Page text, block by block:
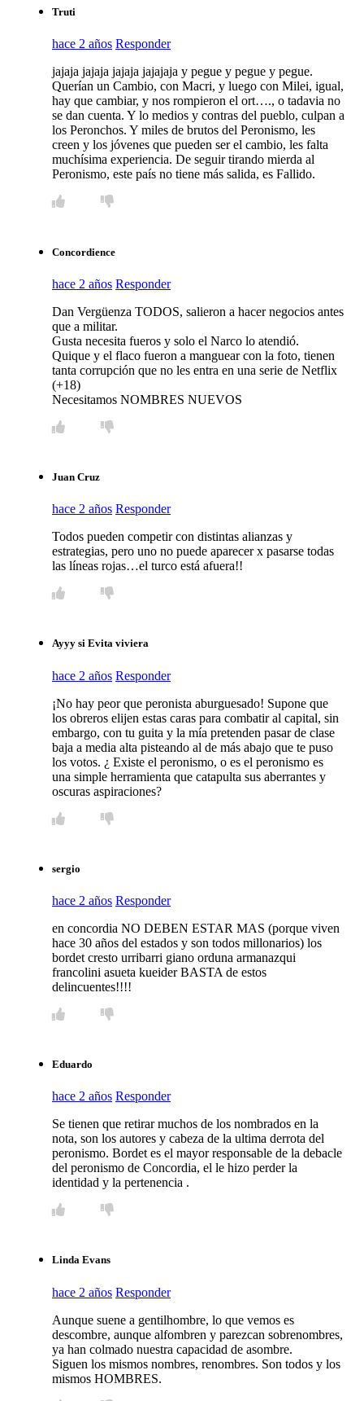
Truti
hace 2 años Responder
jajaja jajaja jajaja jajajaja y pegue y pegue y pegue.
Querían un Cambio, con Macri, y luego con Milei, igual,
hay que cambiar, y nos rompieron el ort…., o tadavia no
se dan cuenta. Y lo medios y contras del pueblo, culpan a
los Peronchos. Y miles de brutos del Peronismo, les
creen y los jóvenes que pueden ser el cambio, les falta
muchísima experiencia. De seguir tirando mierda al
Peronismo, este país no tiene más salida, es Fallido.
Concordience
hace 2 años Responder
Dan Vergüenza TODOS, salieron a hacer negocios antes
que a militar.
Gusta necesita fueros y solo el Narco lo atendió.
Quique y el flaco fueron a manguear con la foto, tienen
tanta corrupción que no les entra en una serie de Netflix
(+18)
Necesitamos NOMBRES NUEVOS
Juan Cruz
hace 2 años Responder
Todos pueden competir con distintas alianzas y
estrategias, pero uno no puede aparecer x pasarse todas
las líneas rojas…el turco está afuera!!
Ayyy si Evita viviera
hace 2 años Responder
¡No hay peor que peronista aburguesado! Supone que
los obreros elijen estas caras para combatir al capital, sin
embargo, con tu guita y la mía pretenden pasar de clase
baja a media alta pisteando al de más abajo que te puso
los votos. ¿ Existe el peronismo, o es el peronismo es
una simple herramienta que catapulta sus aberrantes y
oscuras aspiraciones?
sergio
hace 2 años Responder
en concordia NO DEBEN ESTAR MAS (porque viven
hace 30 años del estados y son todos millonarios) los
bordet cresto urribarri giano orduna armanazqui
francolini asueta kueider BASTA de estos
delincuentes!!!!
Eduardo
hace 2 años Responder
Se tienen que retirar muchos de los nombrados en la
nota, son los autores y cabeza de la ultima derrota del
peronismo. Bordet es el mayor responsable de la debacle
del peronismo de Concordia, el le hizo perder la
identidad y la pertenencia .
Linda Evans
hace 2 años Responder
Aunque suene a gentilhombre, lo que vemos es
descombre, aunque alfombren y parezcan sobrenombres,
ya han colmado nuestra capacidad de asombre.
Siguen los mismos nombres, renombres. Son todos y los
mismos HOMBRES.